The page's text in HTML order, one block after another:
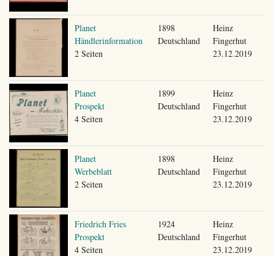
Planet
Händlerinformation
2 Seiten
1898
Deutschland
Heinz
Fingerhut
23.12.2019
Planet
Prospekt
4 Seiten
1899
Deutschland
Heinz
Fingerhut
23.12.2019
Planet
Werbeblatt
2 Seiten
1898
Deutschland
Heinz
Fingerhut
23.12.2019
Friedrich Fries
Prospekt
4 Seiten
1924
Deutschland
Heinz
Fingerhut
23.12.2019